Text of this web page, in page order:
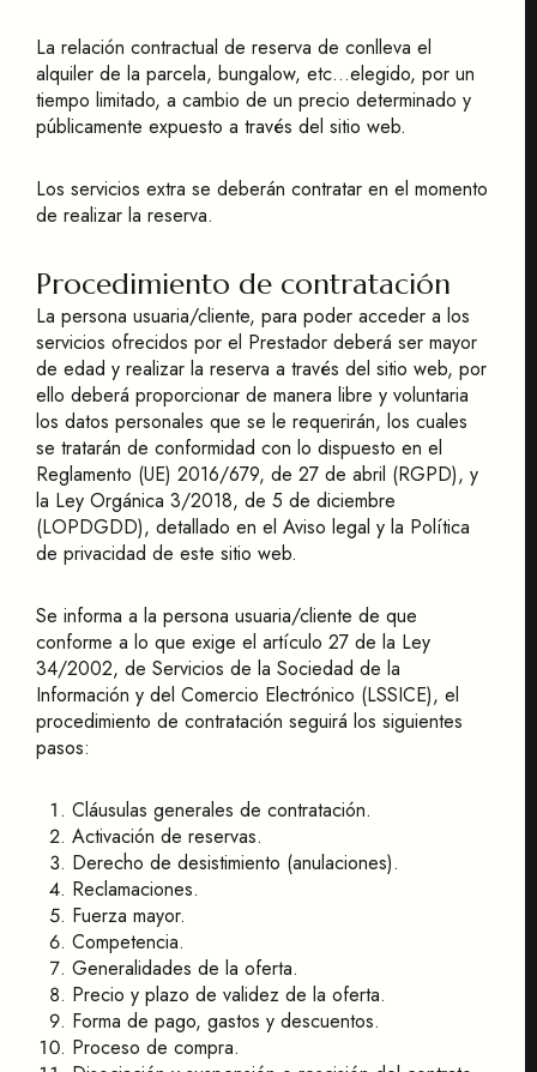
La relación contractual de reserva de conlleva el
alquiler de la parcela, bungalow, etc...elegido, por un
tiempo limitado, a cambio de un precio determinado y
públicamente expuesto a través del sitio web.
Los servicios extra se deberán contratar en el momento
de realizar la reserva.
Procedimiento de contratación
La persona usuaria/cliente, para poder acceder a los
servicios ofrecidos por el Prestador deberá ser mayor
de edad y realizar la reserva a través del sitio web, por
ello deberá proporcionar de manera libre y voluntaria
los datos personales que se le requerirán, los cuales
se tratarán de conformidad con lo dispuesto en el
Reglamento (UE) 2016/679, de 27 de abril (RGPD), y
la Ley Orgánica 3/2018, de 5 de diciembre
(LOPDGDD), detallado en el Aviso legal y la Política
de privacidad de este sitio web.
Se informa a la persona usuaria/cliente de que
conforme a lo que exige el artículo 27 de la Ley
34/2002, de Servicios de la Sociedad de la
Información y del Comercio Electrónico (LSSICE), el
procedimiento de contratación seguirá los siguientes
pasos:
Cláusulas generales de contratación.
Activación de reservas.
Derecho de desistimiento (anulaciones).
Reclamaciones.
Fuerza mayor.
Competencia.
Generalidades de la oferta.
Precio y plazo de validez de la oferta.
Forma de pago, gastos y descuentos.
Proceso de compra.